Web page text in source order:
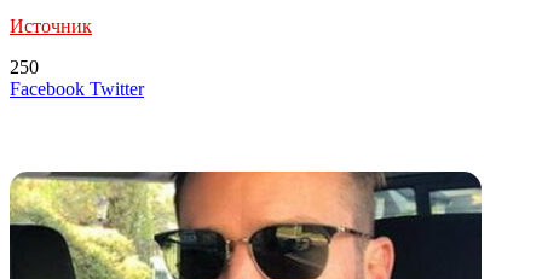
Источник
250
Facebook TwitterLinkedIn
Tumblr
Reddit
Вконтакте
Одноклассники
Skype
Messenger
Messenger
WhatsApp
Telegram
Viber
Line
Поделиться
Печатать